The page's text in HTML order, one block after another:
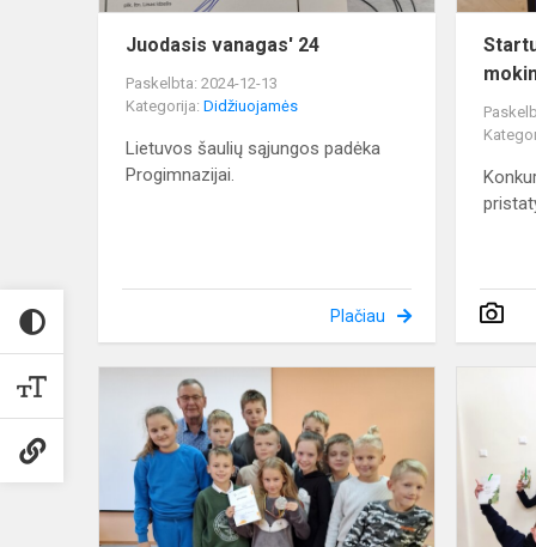
Juodasis vanagas' 24
Paskelbta: 2024-12-13
Kategorija: Didžiuojamės
Lietuvos šaulių sąjungos padėka
Progimnazijai.
Plačiau
mokinių